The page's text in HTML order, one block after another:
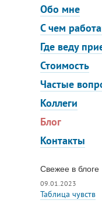
Обо мне
С чем
Где веду
Стоимость
Частые
Коллеги
Блог
Контакты
Свежее в блоге
Таблица чувств
09.01.2023